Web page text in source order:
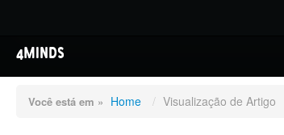
4MINDS
Você está em » Home / Visualização de Artigo